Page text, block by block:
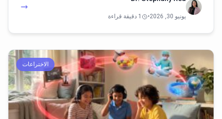
يونيو 30, 2026 • 1 دقيقة قراءة
الاختراعات